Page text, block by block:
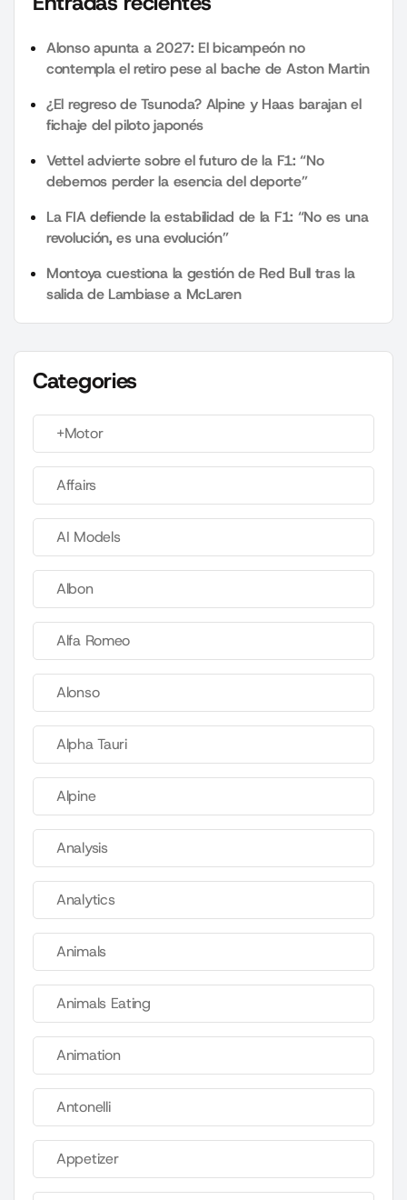
Alonso apunta a 2027: El bicampeón no
contempla el retiro pese al bache de Aston Martin
¿El regreso de Tsunoda? Alpine y Haas barajan el
fichaje del piloto japonés
Vettel advierte sobre el futuro de la F1: “No
debemos perder la esencia del deporte”
La FIA defiende la estabilidad de la F1: “No es una
revolución, es una evolución”
Montoya cuestiona la gestión de Red Bull tras la
salida de Lambiase a McLaren
Categories
+Motor
Affairs
AI Models
Albon
Alfa Romeo
Alonso
Alpha Tauri
Alpine
Analysis
Analytics
Animals
Animals Eating
Animation
Antonelli
Appetizer